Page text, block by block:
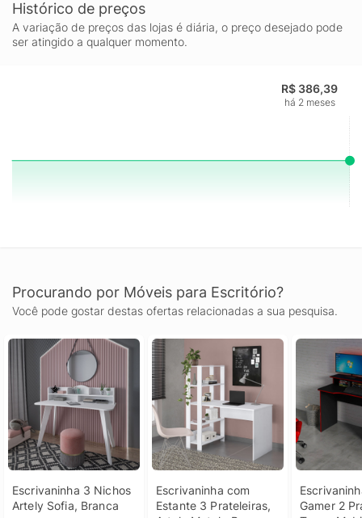
Histórico de preços
A variação de preços das lojas é diária, o preço desejado pode
ser atingido a qualquer momento.
R$ 386,39
há 2 meses
Procurando por Móveis para Escritório?
Você pode gostar destas ofertas relacionadas a sua pesquisa.
Escrivaninha 3 Nichos
Artely Sofia, Branca
Escrivaninha com
Estante 3 Prateleiras,
Gamer 2